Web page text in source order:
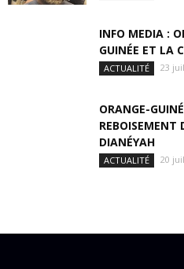
INFO MEDIA :
GUINÉE ET LA
ACTUALITÉ 23
ORANGE-
REBOISEMENT
DIANÉYAH
ACTUALITÉ 20